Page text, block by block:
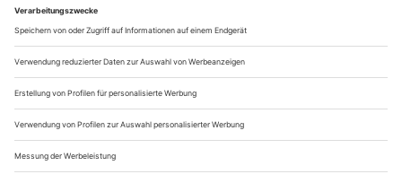
dem Langzeitstudenten David. Ihre Eltern, eine Lehrerin und
ein Redakteur, sind liberal, gebildet und verständnisvoll.
Wenn es mal hart auf hart kommt, macht man halt ein
Coaching oder geht in Therapie. Kein Wunder, dass sich beide
Kinder bei so...
Nicht von schlechten Eltern
Das Musical «Dorfpunks - die Blüten der Gewalt» von Studio Braun